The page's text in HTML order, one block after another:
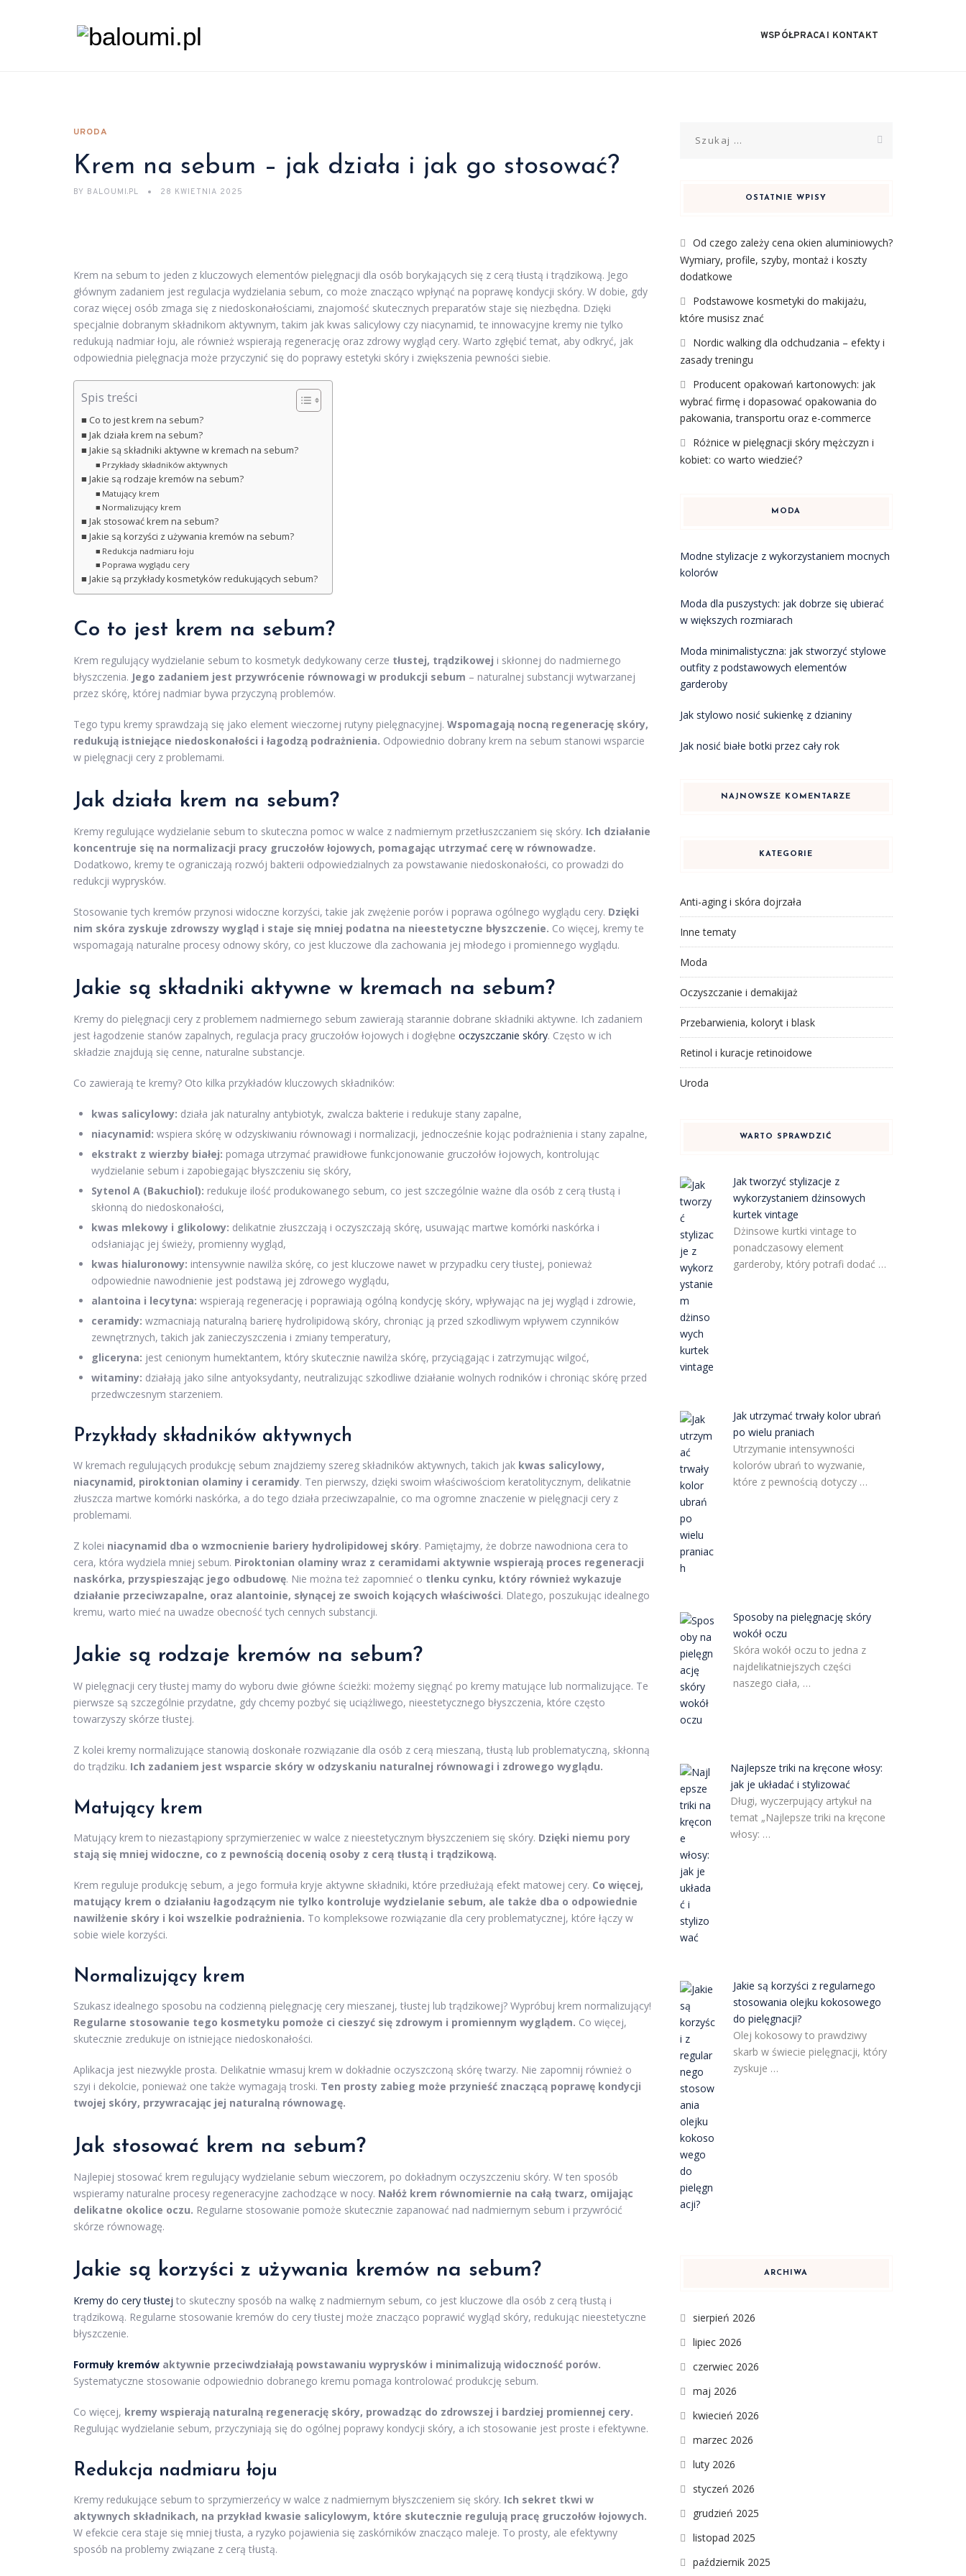
WSPÓŁPRACA I KONTAKT
URODA
Krem na sebum – jak działa i jak go stosować?
BY BALOUMI.PL 28 KWIETNIA 2025
Krem na sebum to jeden z kluczowych elementów pielęgnacji dla osób borykających się z cerą tłustą i trądzikową. Jego
głównym zadaniem jest regulacja wydzielania sebum, co może znacząco wpłynąć na poprawę kondycji skóry. W dobie, gdy
coraz więcej osób zmaga się z niedoskonałościami, znajomość skutecznych preparatów staje się niezbędna. Dzięki
specjalnie dobranym składnikom aktywnym, takim jak kwas salicylowy czy niacynamid, te innowacyjne kremy nie tylko
redukują nadmiar łoju, ale również wspierają regenerację oraz zdrowy wygląd cery. Warto zgłębić temat, aby odkryć, jak
odpowiednia pielęgnacja może przyczynić się do poprawy estetyki skóry i zwiększenia pewności siebie.
Spis treści
Co to jest krem na sebum?
Jak działa krem na sebum?
Jakie są składniki aktywne w kremach na sebum?
Przykłady składników aktywnych
Jakie są rodzaje kremów na sebum?
Matujący krem
Normalizujący krem
Jak stosować krem na sebum?
Jakie są korzyści z używania kremów na sebum?
Redukcja nadmiaru łoju
Poprawa wyglądu cery
Jakie są przykłady kosmetyków redukujących sebum?
Co to jest krem na sebum?
Krem regulujący wydzielanie sebum to kosmetyk dedykowany cerze tłustej, trądzikowej i skłonnej do nadmiernego
błyszczenia. Jego zadaniem jest przywrócenie równowagi w produkcji sebum – naturalnej substancji wytwarzanej
przez skórę, której nadmiar bywa przyczyną problemów.
Tego typu kremy sprawdzają się jako element wieczornej rutyny pielęgnacyjnej. Wspomagają nocną regenerację skóry,
redukują istniejące niedoskonałości i łagodzą podrażnienia. Odpowiednio dobrany krem na sebum stanowi wsparcie
w pielęgnacji cery z problemami.
Jak działa krem na sebum?
Kremy regulujące wydzielanie sebum to skuteczna pomoc w walce z nadmiernym przetłuszczaniem się skóry. Ich działanie
koncentruje się na normalizacji pracy gruczołów łojowych, pomagając utrzymać cerę w równowadze.
Dodatkowo, kremy te ograniczają rozwój bakterii odpowiedzialnych za powstawanie niedoskonałości, co prowadzi do
redukcji wyprysków.
Stosowanie tych kremów przynosi widoczne korzyści, takie jak zwężenie porów i poprawa ogólnego wyglądu cery. Dzięki
nim skóra zyskuje zdrowszy wygląd i staje się mniej podatna na nieestetyczne błyszczenie. Co więcej, kremy te
wspomagają naturalne procesy odnowy skóry, co jest kluczowe dla zachowania jej młodego i promiennego wyglądu.
Jakie są składniki aktywne w kremach na sebum?
Kremy do pielęgnacji cery z problemem nadmiernego sebum zawierają starannie dobrane składniki aktywne. Ich zadaniem
jest łagodzenie stanów zapalnych, regulacja pracy gruczołów łojowych i dogłębne oczyszczanie skóry. Często w ich
składzie znajdują się cenne, naturalne substancje.
Co zawierają te kremy? Oto kilka przykładów kluczowych składników:
kwas salicylowy: działa jak naturalny antybiotyk, zwalcza bakterie i redukuje stany zapalne,
niacynamid: wspiera skórę w odzyskiwaniu równowagi i normalizacji, jednocześnie kojąc podrażnienia i stany zapalne,
ekstrakt z wierzby białej: pomaga utrzymać prawidłowe funkcjonowanie gruczołów łojowych, kontrolując
wydzielanie sebum i zapobiegając błyszczeniu się skóry,
Sytenol A (Bakuchiol): redukuje ilość produkowanego sebum, co jest szczególnie ważne dla osób z cerą tłustą i
skłonną do niedoskonałości,
kwas mlekowy i glikolowy: delikatnie złuszczają i oczyszczają skórę, usuwając martwe komórki naskórka i
odsłaniając jej świeży, promienny wygląd,
kwas hialuronowy: intensywnie nawilża skórę, co jest kluczowe nawet w przypadku cery tłustej, ponieważ
odpowiednie nawodnienie jest podstawą jej zdrowego wyglądu,
alantoina i lecytyna: wspierają regenerację i poprawiają ogólną kondycję skóry, wpływając na jej wygląd i zdrowie,
ceramidy: wzmacniają naturalną barierę hydrolipidową skóry, chroniąc ją przed szkodliwym wpływem czynników
zewnętrznych, takich jak zanieczyszczenia i zmiany temperatury,
gliceryna: jest cenionym humektantem, który skutecznie nawilża skórę, przyciągając i zatrzymując wilgoć,
witaminy: działają jako silne antyoksydanty, neutralizując szkodliwe działanie wolnych rodników i chroniąc skórę przed
przedwczesnym starzeniem.
Przykłady składników aktywnych
W kremach regulujących produkcję sebum znajdziemy szereg składników aktywnych, takich jak kwas salicylowy,
niacynamid, piroktonian olaminy i ceramidy. Ten pierwszy, dzięki swoim właściwościom keratolitycznym, delikatnie
złuszcza martwe komórki naskórka, a do tego działa przeciwzapalnie, co ma ogromne znaczenie w pielęgnacji cery z
problemami.
Z kolei niacynamid dba o wzmocnienie bariery hydrolipidowej skóry. Pamiętajmy, że dobrze nawodniona cera to
cera, która wydziela mniej sebum. Piroktonian olaminy wraz z ceramidami aktywnie wspierają proces regeneracji
naskórka, przyspieszając jego odbudowę. Nie można też zapomnieć o tlenku cynku, który również wykazuje
działanie przeciwzapalne, oraz alantoinie, słynącej ze swoich kojących właściwości. Dlatego, poszukując idealnego
kremu, warto mieć na uwadze obecność tych cennych substancji.
Jakie są rodzaje kremów na sebum?
W pielęgnacji cery tłustej mamy do wyboru dwie główne ścieżki: możemy sięgnąć po kremy matujące lub normalizujące. Te
pierwsze są szczególnie przydatne, gdy chcemy pozbyć się uciążliwego, nieestetycznego błyszczenia, które często
towarzyszy skórze tłustej.
Z kolei kremy normalizujące stanowią doskonałe rozwiązanie dla osób z cerą mieszaną, tłustą lub problematyczną, skłonną
do trądziku. Ich zadaniem jest wsparcie skóry w odzyskaniu naturalnej równowagi i zdrowego wyglądu.
Matujący krem
Matujący krem to niezastąpiony sprzymierzeniec w walce z nieestetycznym błyszczeniem się skóry. Dzięki niemu pory
stają się mniej widoczne, co z pewnością docenią osoby z cerą tłustą i trądzikową.
Krem reguluje produkcję sebum, a jego formuła kryje aktywne składniki, które przedłużają efekt matowej cery. Co więcej,
matujący krem o działaniu łagodzącym nie tylko kontroluje wydzielanie sebum, ale także dba o odpowiednie
nawilżenie skóry i koi wszelkie podrażnienia. To kompleksowe rozwiązanie dla cery problematycznej, które łączy w
sobie wiele korzyści.
Normalizujący krem
Szukasz idealnego sposobu na codzienną pielęgnację cery mieszanej, tłustej lub trądzikowej? Wypróbuj krem normalizujący!
Regularne stosowanie tego kosmetyku pomoże ci cieszyć się zdrowym i promiennym wyglądem. Co więcej,
skutecznie zredukuje on istniejące niedoskonałości.
Aplikacja jest niezwykle prosta. Delikatnie wmasuj krem w dokładnie oczyszczoną skórę twarzy. Nie zapomnij również o
szyi i dekolcie, ponieważ one także wymagają troski. Ten prosty zabieg może przynieść znaczącą poprawę kondycji
twojej skóry, przywracając jej naturalną równowagę.
Jak stosować krem na sebum?
Najlepiej stosować krem regulujący wydzielanie sebum wieczorem, po dokładnym oczyszczeniu skóry. W ten sposób
wspieramy naturalne procesy regeneracyjne zachodzące w nocy. Nałóż krem równomiernie na całą twarz, omijając
delikatne okolice oczu. Regularne stosowanie pomoże skutecznie zapanować nad nadmiernym sebum i przywrócić
skórze równowagę.
Jakie są korzyści z używania kremów na sebum?
Kremy do cery tłustej to skuteczny sposób na walkę z nadmiernym sebum, co jest kluczowe dla osób z cerą tłustą i
trądzikową. Regularne stosowanie kremów do cery tłustej może znacząco poprawić wygląd skóry, redukując nieestetyczne
błyszczenie.
Formuły kremów aktywnie przeciwdziałają powstawaniu wyprysków i minimalizują widoczność porów.
Systematyczne stosowanie odpowiednio dobranego kremu pomaga kontrolować produkcję sebum.
Co więcej, kremy wspierają naturalną regenerację skóry, prowadząc do zdrowszej i bardziej promiennej cery.
Regulując wydzielanie sebum, przyczyniają się do ogólnej poprawy kondycji skóry, a ich stosowanie jest proste i efektywne.
Redukcja nadmiaru łoju
Kremy redukujące sebum to sprzymierzeńcy w walce z nadmiernym błyszczeniem się skóry. Ich sekret tkwi w
aktywnych składnikach, na przykład kwasie salicylowym, które skutecznie regulują pracę gruczołów łojowych.
W efekcie cera staje się mniej tłusta, a ryzyko pojawienia się zaskórników znacząco maleje. To prosty, ale efektywny
sposób na problemy związane z cerą tłustą.
OSTATNIE WPISY
Od czego zależy cena okien aluminiowych?
Wymiary, profile, szyby, montaż i koszty
dodatkowe
Podstawowe kosmetyki do makijażu,
które musisz znać
Nordic walking dla odchudzania – efekty i
zasady treningu
Producent opakowań kartonowych: jak
wybrać firmę i dopasować opakowania do
pakowania, transportu oraz e-commerce
Różnice w pielęgnacji skóry mężczyzn i
kobiet: co warto wiedzieć?
MODA
Modne stylizacje z wykorzystaniem mocnych
kolorów
Moda dla puszystych: jak dobrze się ubierać
w większych rozmiarach
Moda minimalistyczna: jak stworzyć stylowe
outfity z podstawowych elementów
garderoby
Jak stylowo nosić sukienkę z dzianiny
Jak nosić białe botki przez cały rok
NAJNOWSZE KOMENTARZE
KATEGORIE
Anti-aging i skóra dojrzała
Inne tematy
Moda
Oczyszczanie i demakijaż
Przebarwienia, koloryt i blask
Retinol i kuracje retinoidowe
Uroda
WARTO SPRAWDZIĆ
Jak tworzyć stylizacje z
wykorzystaniem dżinsowych
kurtek vintage
Dżinsowe kurtki vintage to
ponadczasowy element
garderoby, który potrafi dodać …
Jak utrzymać trwały kolor ubrań
po wielu praniach
Utrzymanie intensywności
kolorów ubrań to wyzwanie,
które z pewnością dotyczy …
Sposoby na pielęgnację skóry
wokół oczu
Skóra wokół oczu to jedna z
najdelikatniejszych części
naszego ciała, …
Najlepsze triki na kręcone włosy:
jak je układać i stylizować
Długi, wyczerpujący artykuł na
temat „Najlepsze triki na kręcone
włosy: …
Jakie są korzyści z regularnego
stosowania olejku kokosowego
do pielęgnacji?
Olej kokosowy to prawdziwy
skarb w świecie pielęgnacji, który
zyskuje …
ARCHIWA
sierpień 2026
lipiec 2026
czerwiec 2026
maj 2026
kwiecień 2026
marzec 2026
luty 2026
styczeń 2026
grudzień 2025
listopad 2025
październik 2025